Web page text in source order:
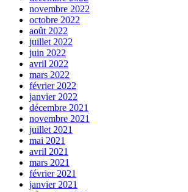
novembre 2022
octobre 2022
août 2022
juillet 2022
juin 2022
avril 2022
mars 2022
février 2022
janvier 2022
décembre 2021
novembre 2021
juillet 2021
mai 2021
avril 2021
mars 2021
février 2021
janvier 2021